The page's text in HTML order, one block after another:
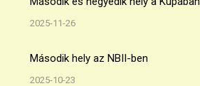
2025-11-26
Második hely az NBII-ben
2025-10-23